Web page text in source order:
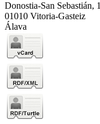
Donostia-San Sebastián, 1
01010 Vitoria-Gasteiz
Álava